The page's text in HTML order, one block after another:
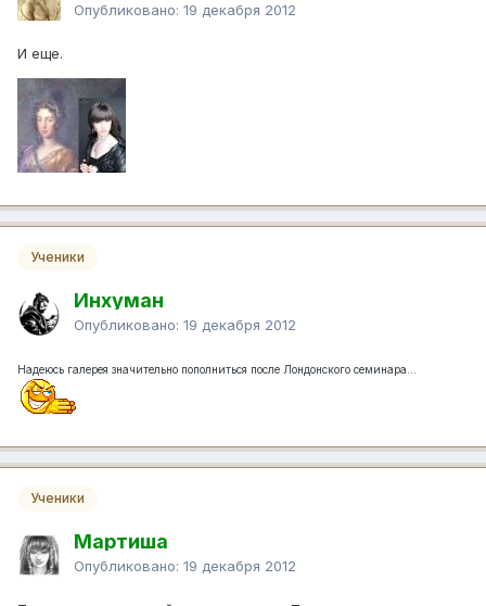
Опубликовано: 19 декабря 2012
И еще.
Ученики
Инхуман
Опубликовано: 19 декабря 2012
Надеюсь галерея значительно пополниться после Лондонского семинара...
Ученики
Мартиша
Опубликовано: 19 декабря 2012